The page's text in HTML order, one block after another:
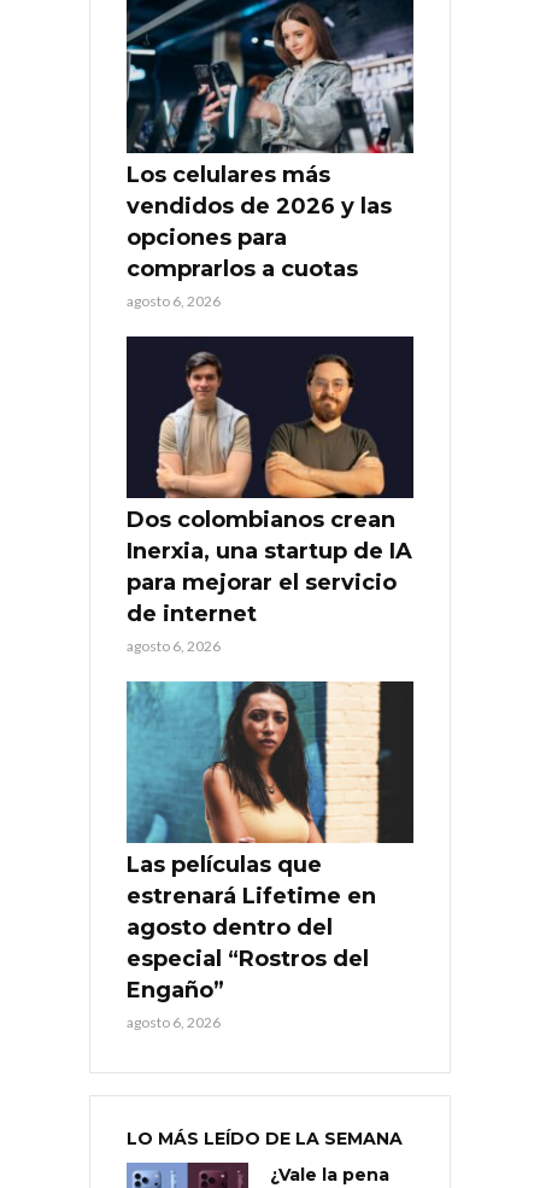
Los celulares más
vendidos de 2026 y las
opciones para
comprarlos a cuotas
agosto 6, 2026
Dos colombianos crean
Inerxia, una startup de IA
para mejorar el servicio
de internet
agosto 6, 2026
Las películas que
estrenará Lifetime en
agosto dentro del
especial “Rostros del
Engaño”
agosto 6, 2026
LO MÁS LEÍDO DE LA SEMANA
¿Vale la pena